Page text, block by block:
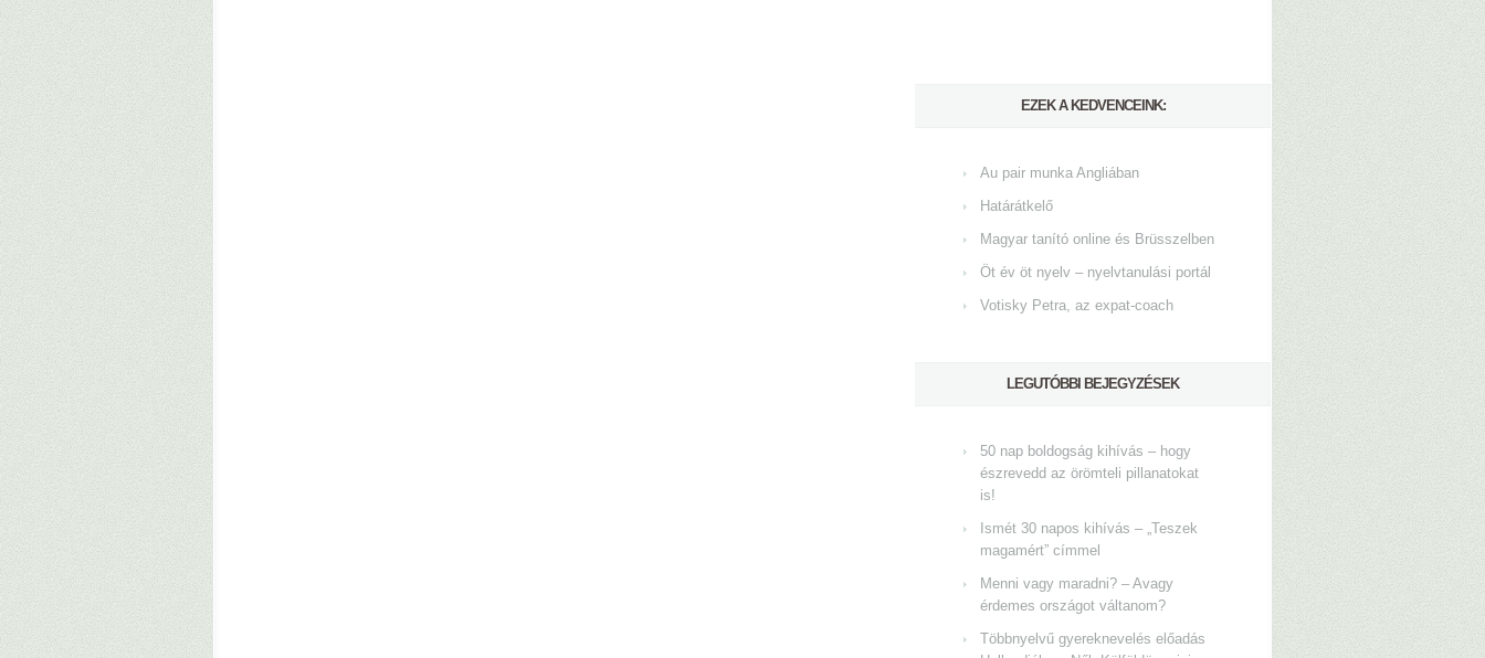
EZEK A KEDVENCEINK:
Au pair munka Angliában
Határátkelő
Magyar tanító online és Brüsszelben
Öt év öt nyelv – nyelvtanulási portál
Votisky Petra, az expat-coach
LEGUTÓBBI BEJEGYZÉSEK
50 nap boldogság kihívás – hogy
észrevedd az örömteli pillanatokat
is!
Ismét 30 napos kihívás – „Teszek
magamért” címmel
Menni vagy maradni? – Avagy
érdemes országot váltanom?
Többnyelvű gyereknevelés előadás